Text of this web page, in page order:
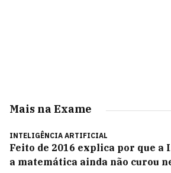
Mais na Exame
INTELIGÊNCIA ARTIFICIAL
Feito de 2016 explica por que a
a matemática ainda não curou